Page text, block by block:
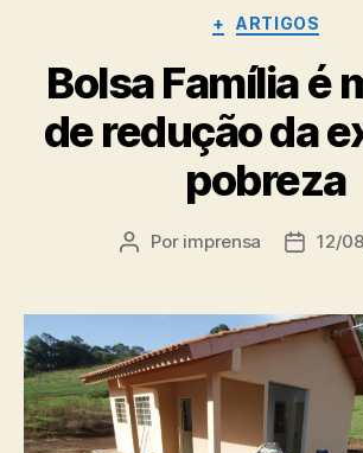
Categorias
+ ARTIGOS
Bolsa Família é
de redução da
pobreza
Autor
Por imprensa
Data
12/